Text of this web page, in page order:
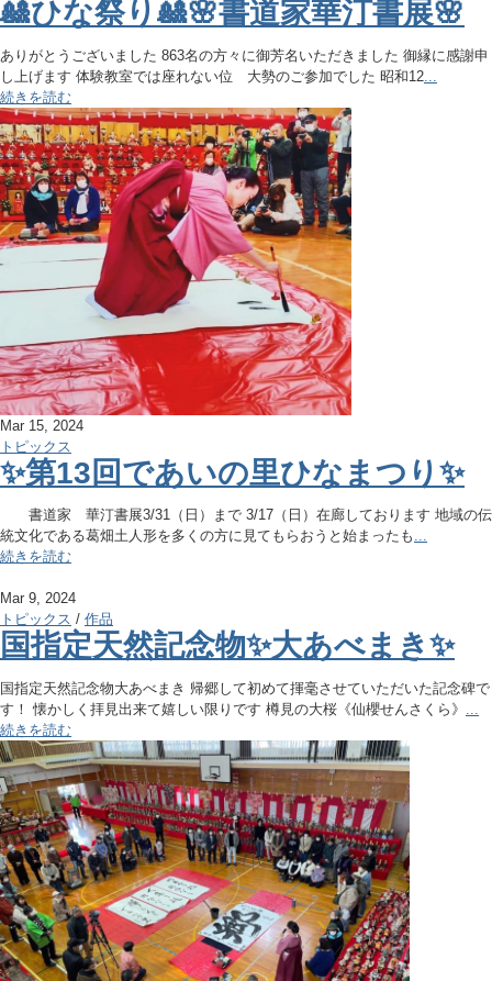
🎎ひな祭り🎎🌸書道家華汀書展🌸
ありがとうございました 863名の方々に御芳名いただきました 御縁に感謝申
し上げます 体験教室では座れない位 大勢のご参加でした 昭和12
続きを読む
Mar 15, 2024
トピックス
✨第13回であいの里ひなまつり✨
書道家 華汀書展3/31（日）まで 3/17（日）在廊しております 地域の伝
統文化である葛畑土人形を多くの方に見てもらおうと始まったも ...
続きを読む
Mar 9, 2024
トピックス / 作品
国指定天然記念物✨大あべまき✨
国指定天然記念物大あべまき 帰郷して初めて揮毫させていただいた記念碑で
す！ 懐かしく拝見出来て嬉しい限りです 樽見の大桜《仙櫻せんさくら》 ...
続きを読む